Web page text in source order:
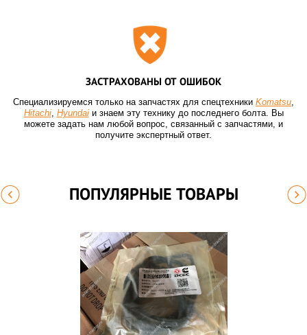
ЗАСТРАХОВАНЫ ОТ ОШИБОК
Специализируемся только на запчастях для спецтехники Komatsu,
Hitachi, Hyundaiи знаем эту технику до последнего болта. Вы
можете задать нам любой вопрос, связанный с запчастями, и
получите экспертный ответ.
ПОПУЛЯРНЫЕ ТОВАРЫ